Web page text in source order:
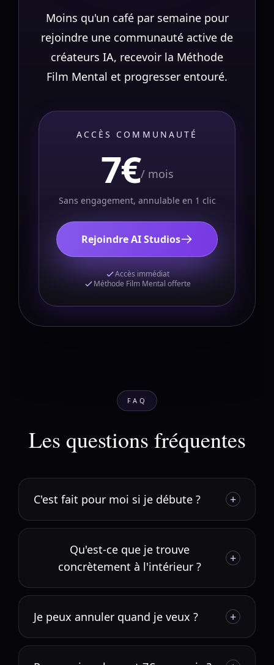
Moins qu'un café par semaine pour
rejoindre une communauté active de
créateurs IA, recevoir la Méthode
Film Mental et progresser entouré.
ACCÈS COMMUNAUTÉ
7€/ mois
Sans engagement, annulable en 1 clic
Rejoindre AI Studios
Accès immédiat
Méthode Film Mental offerte
FAQ
Les questions fréquentes
C'est fait pour moi si je débute ? +
Qu'est-ce que je trouve
concrètement à l'intérieur ?
+
Je peux annuler quand je veux ? +